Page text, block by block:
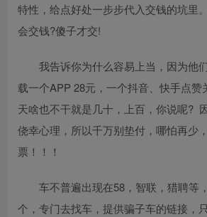
特性，给点好处一步步代入交钱的坑里
会交钱?傻子才交!
我告诉你为什么容易上当，因为他
载一个APP 28元，一个抖音、快手点赞
天啥也不干就是几十，上百，你说呢?
侥幸心理，所以千万别垫付，哪怕再少
票！！！
车不普遍出现在58，智联，猎聘等
个，专门去找车，提供骗子车的链接，